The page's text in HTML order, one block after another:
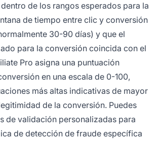
de los rangos esperados para la
de tiempo entre clic y conversión
30-90 días) y que el
para la conversión coincida con el
Pro asigna una puntuación
en una escala de 0-100,
más altas indicativas de mayor
de la conversión. Puedes
de validación personalizadas para
de detección de fraude específica